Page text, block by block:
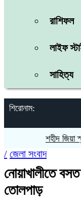
রাশিফল
লাইফ
সাহিত্য
শিরোনাম:
শহীদ জিয়া
/ জেলা সংবাদ
নোয়াখালীতে
তোলপাড়